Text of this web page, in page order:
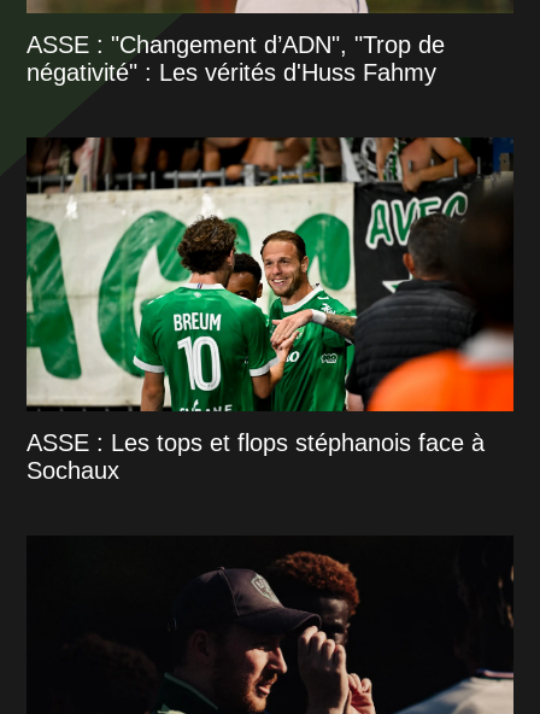
ASSE : "Changement d’ADN", "Trop de
négativité" : Les vérités d'Huss Fahmy
ASSE : Les tops et flops stéphanois face à
Sochaux